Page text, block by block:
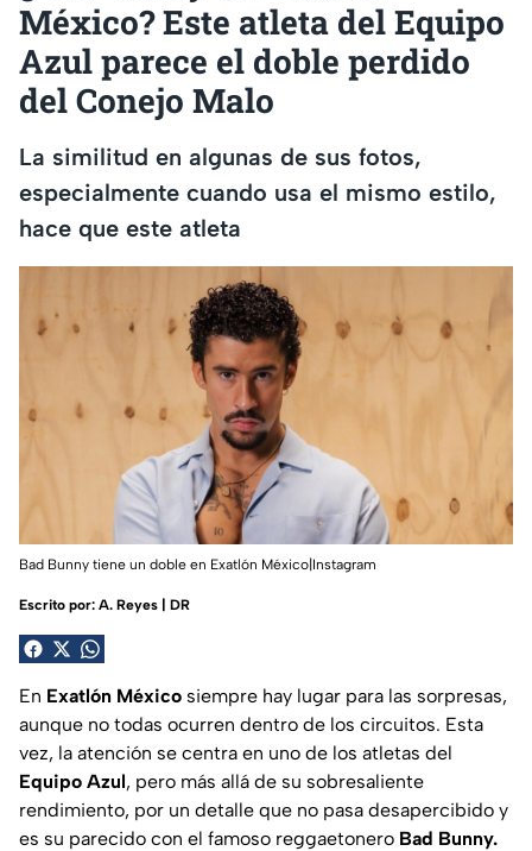
México? Este atleta del Equipo
Azul parece el doble perdido
del Conejo Malo
La similitud en algunas de sus fotos,
especialmente cuando usa el mismo estilo,
hace que este atleta
Bad Bunny tiene un doble en Exatlón México|Instagram
Escrito por: A. Reyes | DR
En Exatlón México siempre hay lugar para las sorpresas,
aunque no todas ocurren dentro de los circuitos. Esta
vez, la atención se centra en uno de los atletas del
Equipo Azul, pero más allá de su sobresaliente
rendimiento, por un detalle que no pasa desapercibido y
es su parecido con el famoso reggaetonero Bad Bunny.